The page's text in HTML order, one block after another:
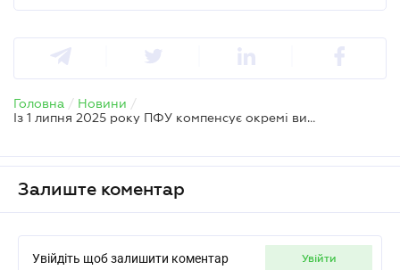
Головна / Новини /
Із 1 липня 2025 року ПФУ компенсує окремі види допомог постраждалим внаслідок Чорнобильської катастрофи
Залиште коментар
Увійдіть щоб залишити коментар увійти